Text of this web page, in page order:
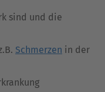
sind und die
Schmerzen in der